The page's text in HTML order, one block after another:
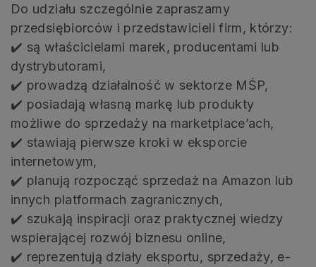
Do udziału szczególnie zapraszamy
przedsiębiorców i przedstawicieli firm, którzy:
✔️ są właścicielami marek, producentami lub
dystrybutorami,
✔️ prowadzą działalność w sektorze MŚP,
✔️ posiadają własną markę lub produkty
możliwe do sprzedaży na marketplace’ach,
✔️ stawiają pierwsze kroki w eksporcie
internetowym,
✔️ planują rozpocząć sprzedaż na Amazon lub
innych platformach zagranicznych,
✔️ szukają inspiracji oraz praktycznej wiedzy
wspierającej rozwój biznesu online,
✔️ reprezentują działy eksportu, sprzedaży, e-